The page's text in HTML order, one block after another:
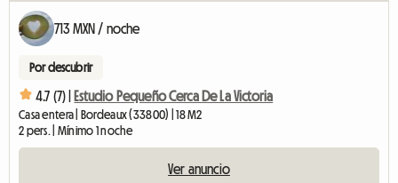
713 MXN / noche
Por descubrir
4.7 (7) | Estudio Pequeño Cerca De La Victoria
Casa entera | Bordeaux (33800) | 18 M2
2 pers. | Mínimo 1 noche
Ver anuncio